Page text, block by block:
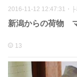
2016-11-12 12:47:31 ・
新潟からの荷物
13